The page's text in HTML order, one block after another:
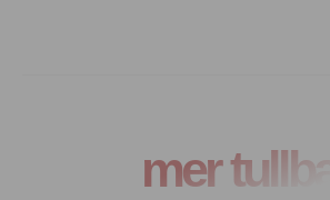
mer tullball